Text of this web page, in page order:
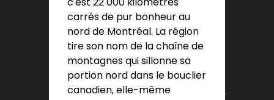
carrés de pur bonheur au
nord de Montréal. La région
tire son nom de la chaîne de
montagnes qui sillonne sa
portion nord dans le bouclier
canadien, elle-même